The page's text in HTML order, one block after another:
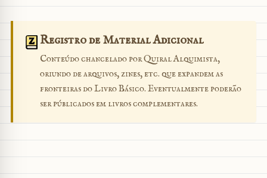
Registro de Material Adicional
Conteúdo chancelado por Quiral Alquimista,
oriundo de arquivos, zines, etc. que expandem as
fronteiras do Livro Básico. Eventualmente poderão
ser públicados em livros complementares.